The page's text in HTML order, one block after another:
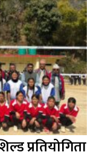
प्रतियोगिता